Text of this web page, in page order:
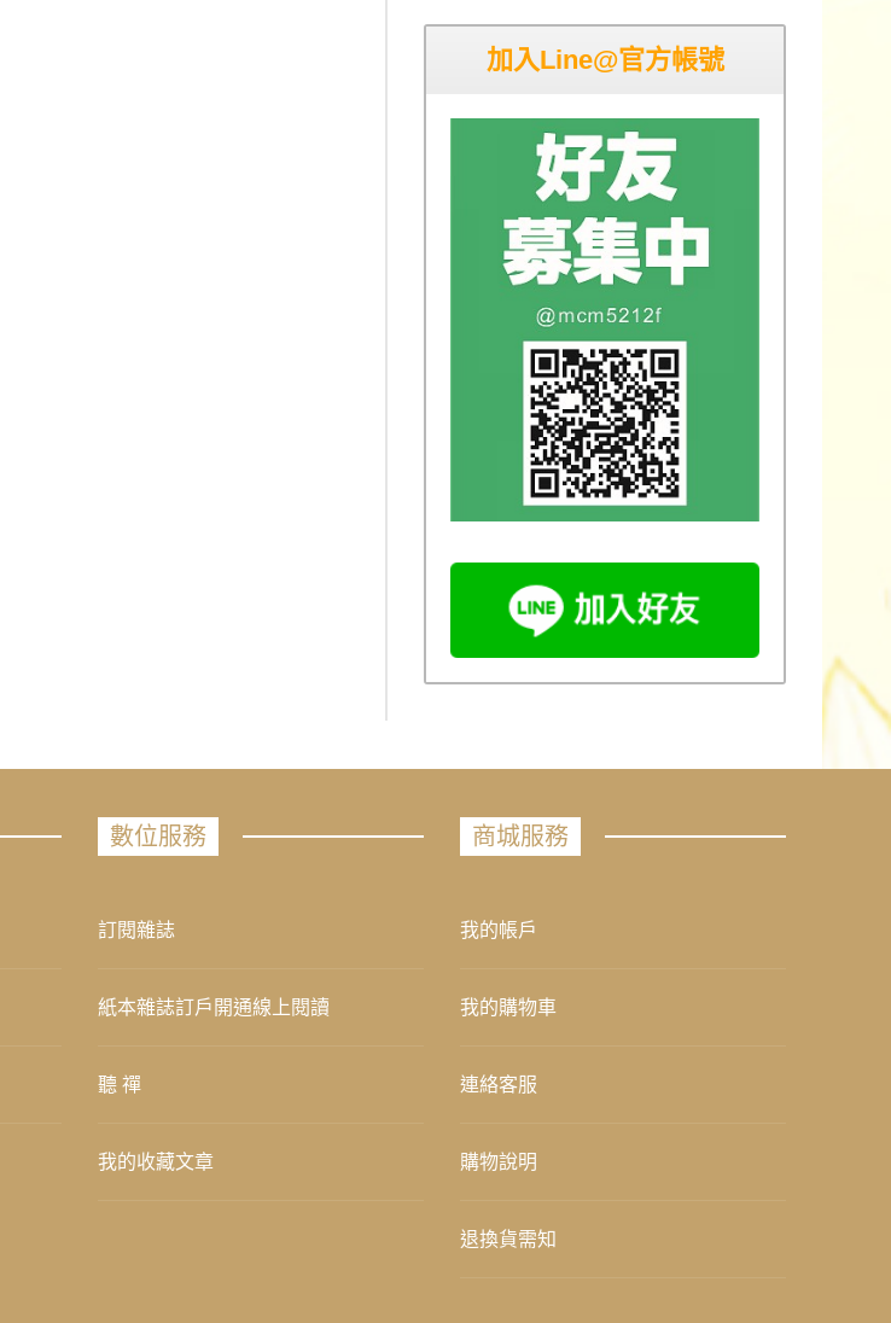
加入Line@官方帳號
數位服務
訂閱雜誌
紙本雜誌訂戶開通線上閱讀
聽 禪
我的收藏文章
商城服務
我的帳戶
我的購物車
連絡客服
購物說明
退換貨需知